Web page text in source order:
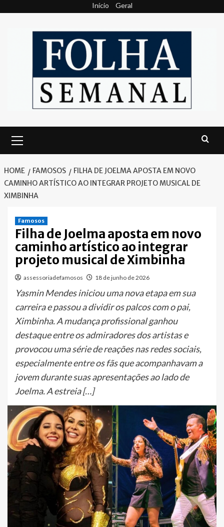
Início Geral
Menu
HOME FAMOSOS
FILHA DE JOELMA APOSTA EM NOVO
CAMINHO ARTÍSTICO AO INTEGRAR PROJETO MUSICAL DE
XIMBINHA
Famosos
Filha de Joelma aposta em novo
caminho artístico ao integrar
projeto musical de Ximbinha
assessoriadefamosos 18 de junho de 2026
Yasmin Mendes iniciou uma nova etapa em sua
carreira e passou a dividir os palcos com o pai,
Ximbinha. A mudança profissional ganhou
destaque entre os admiradores dos artistas e
provocou uma série de reações nas redes sociais,
especialmente entre os fãs que acompanhavam a
jovem durante suas apresentações ao lado de
Joelma. A estreia […]